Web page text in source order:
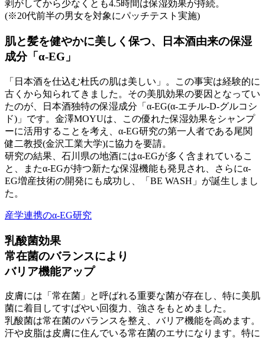
剥がしてから少なくとも4.5時間は保湿効果が持続。
(※20代前半の男女を対象にパッチテスト実施)
肌と髪を健やかに美しく保つ、日本酒由来の保湿
成分「α-EG」
「日本酒を仕込む杜氏の肌は美しい」。この事実は経験的に
古くから知られてきました。その美肌効果の要因となってい
たのが、日本酒独特の保湿成分「α-EG(α-エチル-D-グルコシ
ド)」です。金澤MOYUは、この優れた保湿効果をシャンプ
ーに活用することを考え、α-EG研究の第一人者である尾関
健二教授(金沢工業大学)に協力を要請。
研究の結果、石川県の地酒にはα-EGが多く含まれているこ
と、またα-EGが持つ新たな保湿機能も発見され、さらにα-
EG増産技術の開発にも成功し、「BE WASH」が誕生しまし
た。
産学連携のα-EG研究
乳酸菌効果
常在菌のバランスにより
バリア機能アップ
皮膚には「常在菌」と呼ばれる重要な菌が存在し、特に美肌
菌に着目してすばやい回復力、強さをもとめました。
乳酸菌は常在菌のバランスを整え、バリア機能を高めます。
汗や皮脂は皮膚に住んでいる常在菌のエサになります。特に